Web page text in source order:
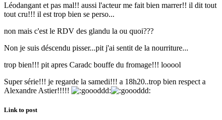
Léodangant et pas mal!! aussi l'acteur me fait bien marrer!! il dit tout
tout cru!!! il est trop bien se perso...
non mais c'est le RDV des glandu la ou quoi???
Non je suis déscendu pisser...pit j'ai sentit de la nourriture...
trop bien!!! pit apres Caradc bouffe du fromage!!! looool
Super série!!! je regarde la samedi!!! a 18h20..trop bien respect a
Alexandre Astier!!!!!
Link to post